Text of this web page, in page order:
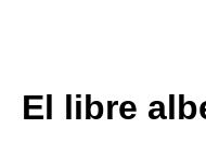
El libre